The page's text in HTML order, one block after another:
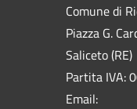
Comune di
Piazza G.
Saliceto (RE)
Partita IVA:
Email: